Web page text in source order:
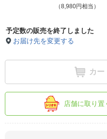
（8,980円相当）
予定数の販売を終了しました
お届け先を変更する
カー
店舗に取り置